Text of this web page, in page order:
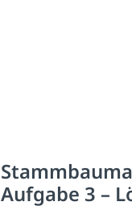
Aufgabe 3 –